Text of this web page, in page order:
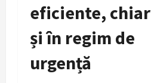
eficiente, chiar
și în regim de
urgență